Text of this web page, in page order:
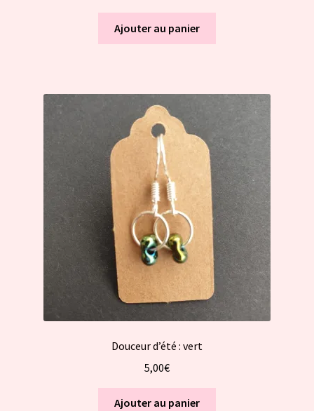
Ajouter au panier
Douceur d’été : vert
5,00€
Ajouter au panier